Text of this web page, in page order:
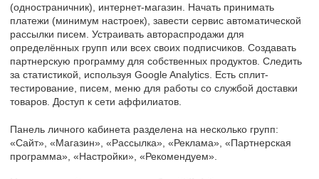
(одностраничник), интернет-магазин. Начать принимать
платежи (минимум настроек), завести сервис автоматической
рассылки писем. Устраивать автораспродажи для
определённых групп или всех своих подписчиков. Создавать
партнерскую программу для собственных продуктов. Следить
за статистикой, используя Google Analytics. Есть сплит-
тестирование, писем, меню для работы со службой доставки
товаров. Доступ к сети аффилиатов.
Панель личного кабинета разделена на несколько групп:
«Сайт», «Магазин», «Рассылка», «Реклама», «Партнерская
программа», «Настройки», «Рекомендуем».